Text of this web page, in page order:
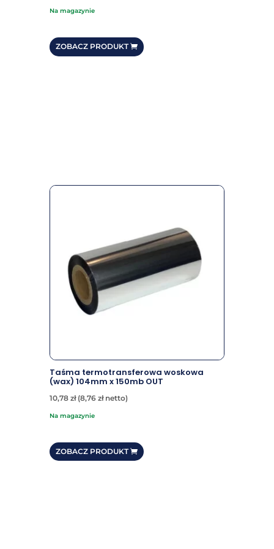
na magazynie
ZOBACZ PRODUKT
Taśma termotransferowa woskowa
(wax) 104mm x 150mb OUT
10,78 zł (8,76 złnetto)
na magazynie
ZOBACZ PRODUKT